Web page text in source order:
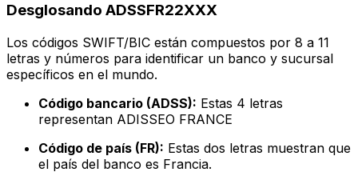
Desglosando ADSSFR22XXX
Los códigos SWIFT/BIC están compuestos por 8 a 11
letras y números para identificar un banco y sucursal
específicos en el mundo.
Código bancario (ADSS): Estas 4 letras
representan ADISSEO FRANCE
Código de país (FR): Estas dos letras muestran que
el país del banco es Francia.